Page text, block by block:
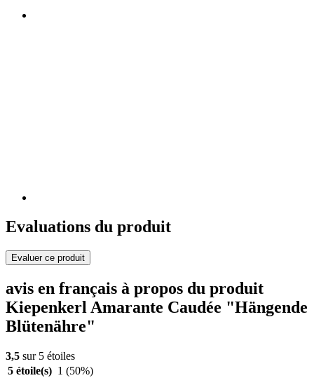
Evaluations du produit
Evaluer ce produit
avis en français à propos du produit
Kiepenkerl Amarante Caudée "Hängende
Blütenähre"
3,5 sur 5 étoiles
5 étoile(s) 1 (50%)